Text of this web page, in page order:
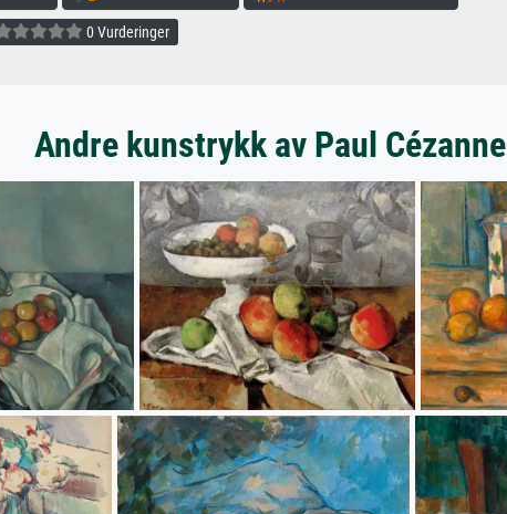
0 Vurderinger
Andre kunstrykk av Paul Cézanne